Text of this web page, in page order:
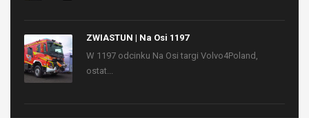
ZWIASTUN | Na Osi 1197
W 1197 odcinku Na Osi targi Volvo4Poland,
ostat...